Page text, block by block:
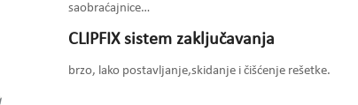
saobraćajnice…
CLIPFIX sistem zaključavanja
brzo, lako postavljanje,skidanje i čišćenje rešetke.